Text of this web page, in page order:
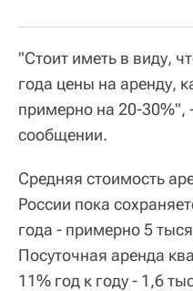
"Стоит иметь в виду,
года цены на аренду,
примерно на 20-30%",
сообщении.
Средняя стоимость
России пока
года - примерно 5
Посуточная аренда
11% год к году - 1,6